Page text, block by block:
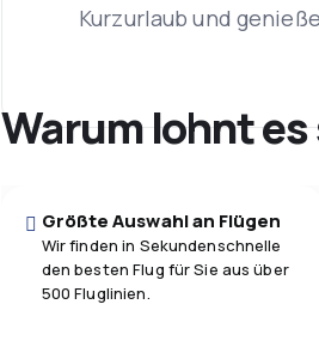
Kurzurlaub und
Warum lohnt
Größte Auswahl an Flügen
Wir finden in Sekundenschnelle
den besten Flug für Sie aus über
500 Fluglinien.